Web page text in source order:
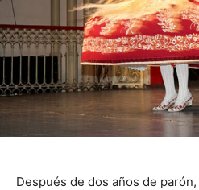
Después de dos años de parón,